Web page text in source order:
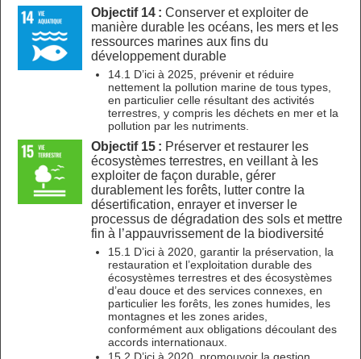
Objectif 14 : Conserver et exploiter de
manière durable les océans, les mers et les
ressources marines aux fins du
développement durable
14.1 D’ici à 2025, prévenir et réduire
nettement la pollution marine de tous types,
en particulier celle résultant des activités
terrestres, y compris les déchets en mer et la
pollution par les nutriments.
Objectif 15 : Préserver et restaurer les
écosystèmes terrestres, en veillant à les
exploiter de façon durable, gérer
durablement les forêts, lutter contre la
désertification, enrayer et inverser le
processus de dégradation des sols et mettre
fin à l’appauvrissement de la biodiversité
15.1 D’ici à 2020, garantir la préservation, la
restauration et l’exploitation durable des
écosystèmes terrestres et des écosystèmes
d’eau douce et des services connexes, en
particulier les forêts, les zones humides, les
montagnes et les zones arides,
conformément aux obligations découlant des
accords internationaux.